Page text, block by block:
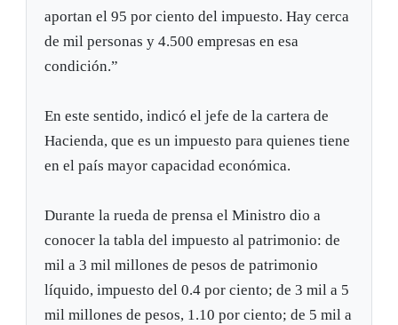
aportan el 95 por ciento del impuesto. Hay cerca
de mil personas y 4.500 empresas en esa
condición.”
En este sentido, indicó el jefe de la cartera de
Hacienda, que es un impuesto para quienes tiene
en el país mayor capacidad económica.
Durante la rueda de prensa el Ministro dio a
conocer la tabla del impuesto al patrimonio: de
mil a 3 mil millones de pesos de patrimonio
líquido, impuesto del 0.4 por ciento; de 3 mil a 5
mil millones de pesos, 1.10 por ciento; de 5 mil a